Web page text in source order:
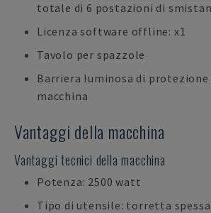
totale di 6 postazioni di
Licenza software offline: x1
Tavolo per spazzole
Barriera luminosa di
macchina
Vantaggi della macchina
Vantaggi tecnici della macchina
Potenza: 2500 watt
Tipo di utensile: torretta spessa